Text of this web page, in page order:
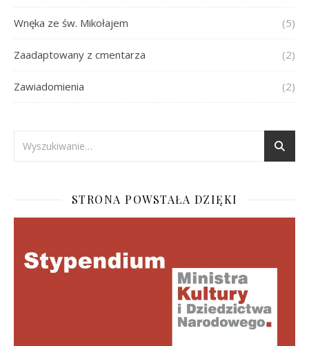
Wnęka ze św. Mikołajem (5)
Zaadaptowany z cmentarza (2)
Zawiadomienia (2)
STRONA POWSTAŁA DZIĘKI